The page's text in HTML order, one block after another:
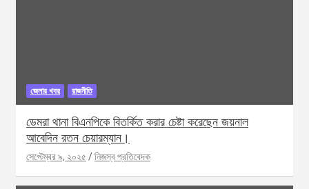
জেলার খবর রাজনীতি
ডেমরা থানা বিএনপিকে বিতর্কিত করার চেষ্টা করেছেন জয়নাল
আবেদিন রতন চেয়ারম্যান।
সেপ্টেম্বর ৯, ২০২৫ নিজস্ব প্রতিবেদক